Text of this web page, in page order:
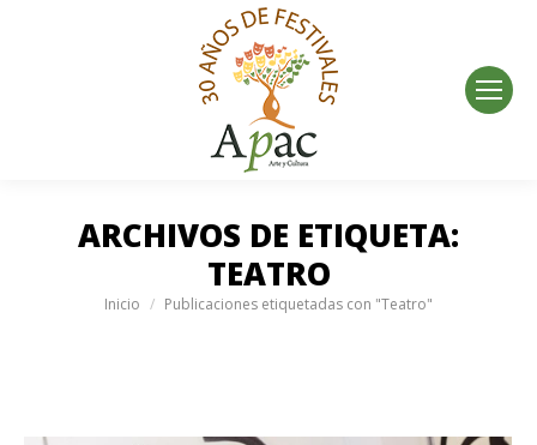
ARCHIVOS DE ETIQUETA:
TEATRO
Estás aquí:
Inicio Publicaciones etiquetadas con "Teatro"